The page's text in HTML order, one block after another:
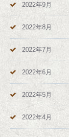
2022年9月
2022年8月
2022年7月
2022年6月
2022年5月
2022年4月